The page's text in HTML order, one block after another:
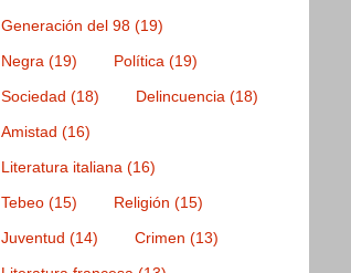
Generación del 98 (19)
Negra (19) Política (19)
Sociedad (18) Delincuencia (18)
Amistad (16)
Literatura italiana (16)
Tebeo (15) Religión (15)
Juventud (14) Crimen (13)